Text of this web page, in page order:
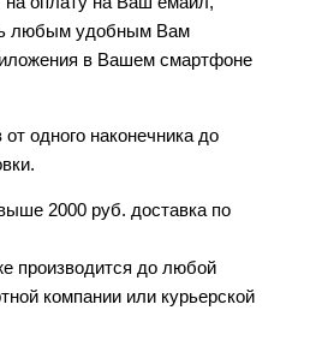
любым удобным Вам
в Вашем смартфоне
одного наконечника до
2000 руб. доставка по
производится до любой
компании или курьерской